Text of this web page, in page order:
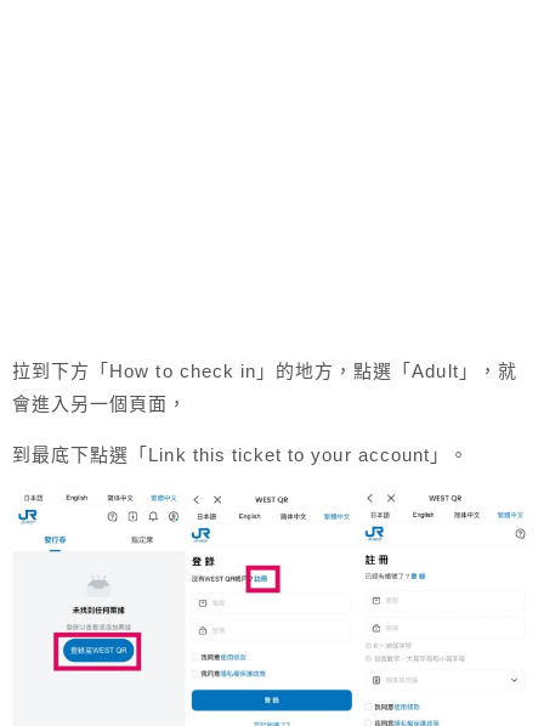
拉到下方「How to check in」的地方，點選「Adult」，就
會進入另一個頁面，
到最底下點選「Link this ticket to your account」。